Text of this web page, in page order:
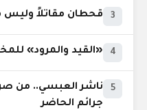
3 قحطان مقاتلاً وليس
4 «القيد والمرود»
5
ناشر العبسي.. من
جرائم الحاضر